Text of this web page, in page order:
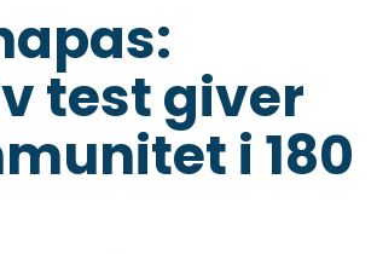
test giver
i 180